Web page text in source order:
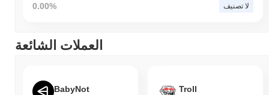
0.00% لا تصنيف
العملات الشائعة
BabyNot Troll